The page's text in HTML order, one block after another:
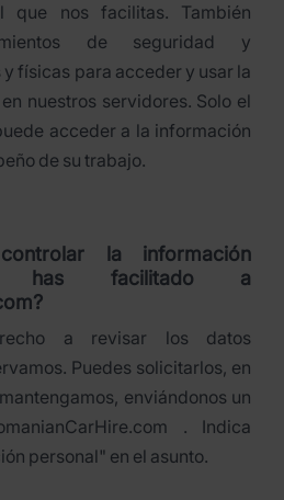
que nos facilitas. También
de seguridad y
físicas para acceder y usar la
nuestros servidores. Solo el
acceder a la información
de su trabajo.
la información
has facilitado a
a revisar los datos
Puedes solicitarlos, en
enviándonos un
. Indica
personal" en el asunto.